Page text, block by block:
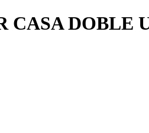
CASA DOBLE